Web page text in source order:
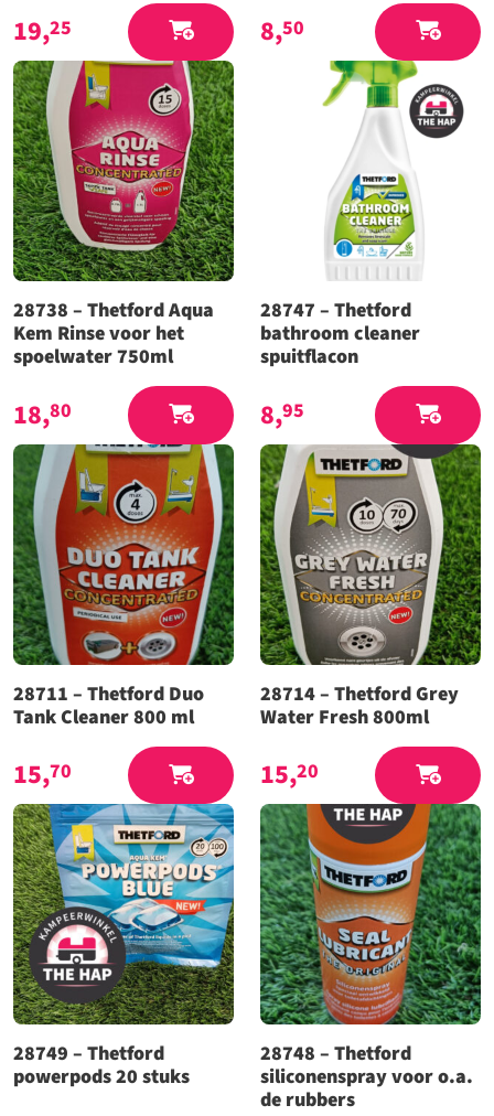
19,25 8,50
28738 – Thetford Aqua
Kem Rinse voor het
spoelwater 750ml
18,80
28747 – Thetford
bathroom cleaner
spuitflacon
8,95
28711 – Thetford Duo
Tank Cleaner 800 ml
15,70
28714 – Thetford Grey
Water Fresh 800ml
15,20
28749 – Thetford
powerpods 20 stuks
28748 – Thetford
siliconenspray voor o.a.
de rubbers